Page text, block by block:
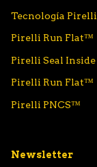
Tecnología Pirelli
Pirelli Run Flat™
Pirelli Seal Inside
Pirelli Run Flat™
Pirelli PNCS™
Newsletter